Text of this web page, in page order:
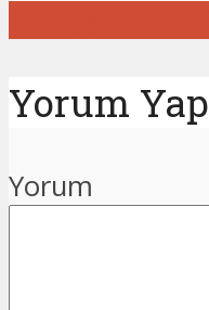
Yorum Yap
Yorum